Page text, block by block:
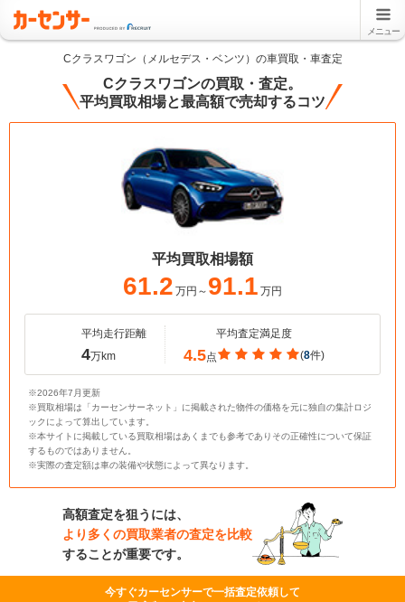
メニュー
Cクラスワゴン（メルセデス・ベンツ）の車買取・車査定
Cクラスワゴンの買取・査定。
平均買取相場と最高額で売却するコツ
平均買取相場額
61.2 万円～ 91.1 万円
平均走行距離
4万km
平均査定満足度
4.5点 (8件)
※2026年7月更新
※買取相場は「カーセンサーネット」に掲載された物件の価格を元に独自の集計ロジ
ックによって算出しています。
※本サイトに掲載している買取相場はあくまでも参考でありその正確性について保証
するものではありません。
※実際の査定額は車の装備や状態によって異なります。
高額査定を狙うには、
より多くの買取業者の査定を比較
することが重要です。
今すぐカーセンサーで一括査定依頼して